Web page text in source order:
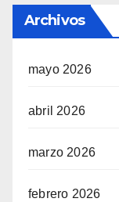
Archivos
mayo 2026
abril 2026
marzo 2026
febrero 2026